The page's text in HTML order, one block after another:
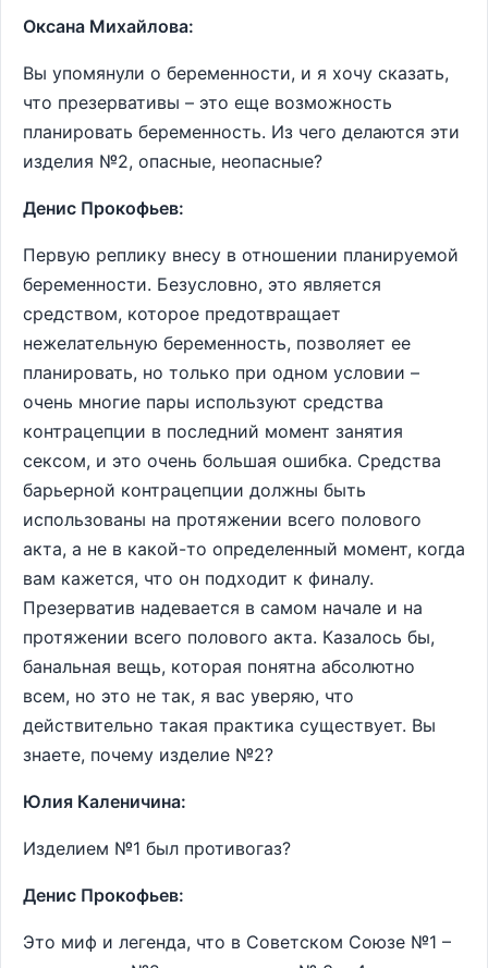
Оксана Михайлова:
Вы упомянули о беременности, и я хочу сказать,
что презервативы – это еще возможность
планировать беременность. Из чего делаются эти
изделия №2, опасные, неопасные?
Денис Прокофьев:
Первую реплику внесу в отношении планируемой
беременности. Безусловно, это является
средством, которое предотвращает
нежелательную беременность, позволяет ее
планировать, но только при одном условии –
очень многие пары используют средства
контрацепции в последний момент занятия
сексом, и это очень большая ошибка. Средства
барьерной контрацепции должны быть
использованы на протяжении всего полового
акта, а не в какой-то определенный момент, когда
вам кажется, что он подходит к финалу.
Презерватив надевается в самом начале и на
протяжении всего полового акта. Казалось бы,
банальная вещь, которая понятна абсолютно
всем, но это не так, я вас уверяю, что
действительно такая практика существует. Вы
знаете, почему изделие №2?
Юлия Каленичина:
Изделием №1 был противогаз?
Денис Прокофьев:
Это миф и легенда, что в Советском Союзе №1 –